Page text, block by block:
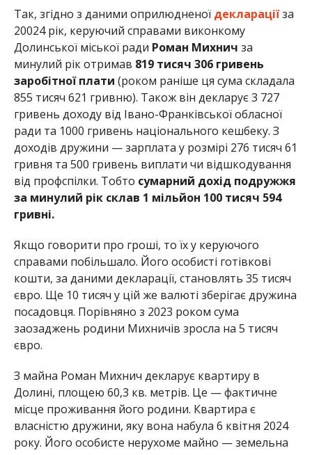
Так, згідно з даними оприлюдненої деклараціїза
20024 рік, керуючий справами виконкому
Долинської міської ради Роман Михнич за
минулий рік отримав 819 тисяч 306 гривень
заробітної плати (роком раніше ця сума складала
855 тисяч 621 гривню). Також він декларує 3 727
гривень доходу від Івано-Франківської обласної
ради та 1000 гривень національного кешбеку. З
доходів дружини — зарплата у розмірі 276 тисяч 61
гривня та 500 гривень виплати чи відшкодування
від профспілки. Тобто сумарний дохід подружжя
за минулий рік склав 1 мільйон 100 тисяч 594
гривні.
Якщо говорити про гроші, то їх у керуючого
справами побільшало. Його особисті готівкові
кошти, за даними декларації, становлять 35 тисяч
євро. Ще 10 тисяч у цій же валюті зберігає дружина
посадовця. Порівняно з 2023 роком сума
заозаджень родини Михничів зросла на 5 тисяч
євро.
З майна Роман Михнич декларує квартиру в
Долині, площею 60,3 кв. метрів. Це — фактичне
місце проживання його родини. Квартира є
власністю дружини, яку вона набула 6 квітня 2024
року. Його особисте нерухоме майно — земельна